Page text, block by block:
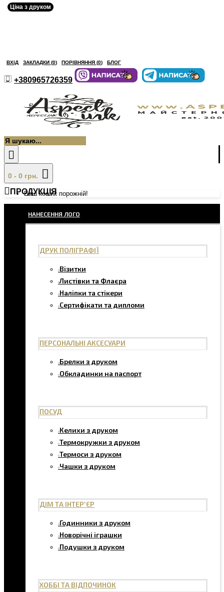
ВХІД ЗАКЛАДКИ (0) ПОРІВНЯННЯ (0) БЛОГ
+380965726359
0 - 0 грн.
Ваш кошик порожній!
ПРОДУКЦІЯ
НАНЕСЕННЯ ЛОГО
ДРУК ПОЛІГРАФІЇ
Візитки
Листівки та Флаєра
Наліпки та стікери
Сертифікати та дипломи
ПЕРСОНАЛЬНІ АКСЕСУАРИ
Брелки з друком
Обкладинки на паспорт
ПОСУД
Келихи з друком
Термокружки з друком
Термоси з друком
Чашки з друком
ДІМ ТА ІНТЕР'ЄР
Годинники з друком
Новорічні іграшки
Подушки з друком
ХОББІ ТА ВІДПОЧИНОК
Ціна з друком